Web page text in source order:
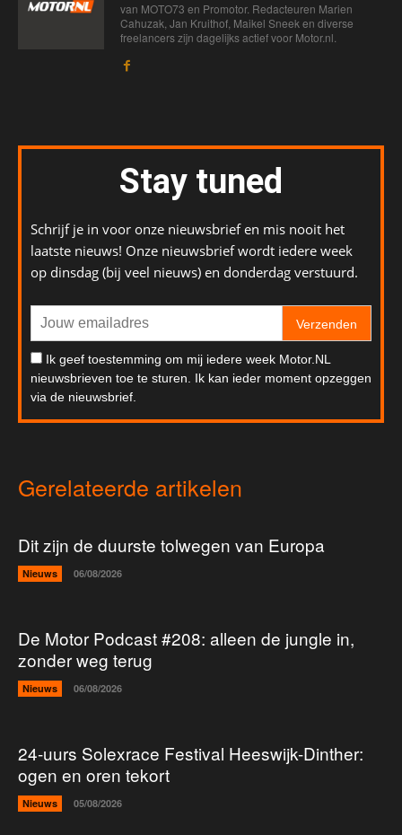
van MOTO73 en Promotor. Redacteuren Marien
Cahuzak, Jan Kruithof, Maikel Sneek en diverse
freelancers zijn dagelijks actief voor Motor.nl.
Stay tuned
Schrijf je in voor onze nieuwsbrief en mis nooit het
laatste nieuws! Onze nieuwsbrief wordt iedere week
op dinsdag (bij veel nieuws) en donderdag verstuurd.
Verzenden
Ik geef toestemming om mij iedere week Motor.NL
nieuwsbrieven toe te sturen. Ik kan ieder moment opzeggen
via de nieuwsbrief.
Gerelateerde artikelen
Dit zijn de duurste tolwegen van Europa
Nieuws 06/08/2026
De Motor Podcast #208: alleen de jungle in,
zonder weg terug
Nieuws 06/08/2026
24-uurs Solexrace Festival Heeswijk-Dinther:
ogen en oren tekort
Nieuws 05/08/2026